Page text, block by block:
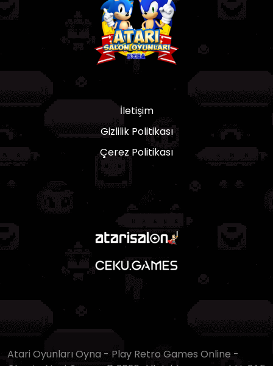
İletişim
Gizlilik Politikası
Çerez Politikası
Atari Oyunları Oyna - Play Retro Games Online -